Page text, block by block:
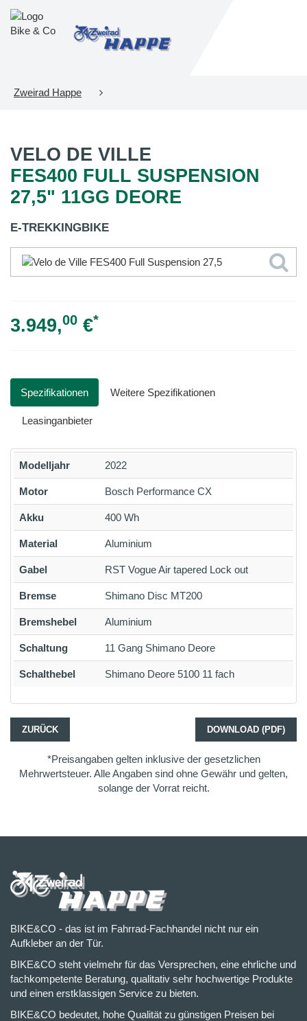
Zweirad Happe
VELO DE VILLE
FES400 FULL SUSPENSION
27,5" 11GG DEORE
E-TREKKINGBIKE
3.949,00 €*
Spezifikationen Weitere Spezifikationen
Leasinganbieter
Modelljahr 2022
Motor Bosch Performance CX
Akku 400 Wh
Material Aluminium
Gabel RST Vogue Air tapered Lock out
Bremse Shimano Disc MT200
Bremshebel Aluminium
Schaltung 11 Gang Shimano Deore
Schalthebel Shimano Deore 5100 11 fach
ZURÜCK DOWNLOAD (PDF)
*Preisangaben gelten inklusive der gesetzlichen
Mehrwertsteuer. Alle Angaben sind ohne Gewähr und gelten,
solange der Vorrat reicht.
BIKE&CO - das ist im Fahrrad-Fachhandel nicht nur ein
Aufkleber an der Tür.
BIKE&CO steht vielmehr für das Versprechen, eine ehrliche und
fachkompetente Beratung, qualitativ sehr hochwertige Produkte
und einen erstklassigen Service zu bieten.
BIKE&CO bedeutet, hohe Qualität zu günstigen Preisen bei